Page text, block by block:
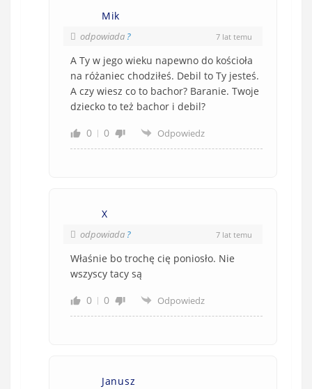
Mik
odpowiada ? 7 lat temu
A Ty w jego wieku napewno do kościoła
na różaniec chodziłeś. Debil to Ty jesteś.
A czy wiesz co to bachor? Baranie. Twoje
dziecko to też bachor i debil?
0
0 Odpowiedz
X
odpowiada ? 7 lat temu
Właśnie bo trochę cię poniosło. Nie
wszyscy tacy są
0
0 Odpowiedz
Janusz